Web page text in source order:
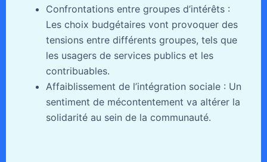
Confrontations entre groupes d’intérêts :
Les choix budgétaires vont provoquer des
tensions entre différents groupes, tels que
les usagers de services publics et les
contribuables.
Affaiblissement de l’intégration sociale : Un
sentiment de mécontentement va altérer la
solidarité au sein de la communauté.